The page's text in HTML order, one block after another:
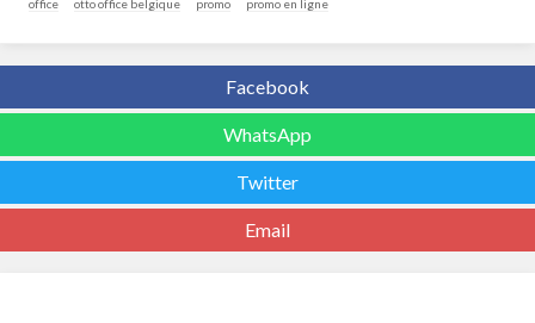
office
otto office belgique promo promo en ligne
Facebook
WhatsApp
Twitter
Email